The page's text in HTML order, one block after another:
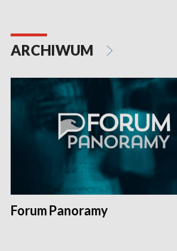
ARCHIWUM
Forum Panoramy